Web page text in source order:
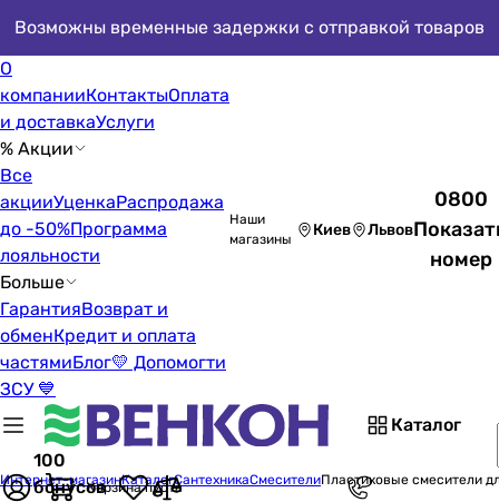
Возможны временные задержки с отправкой товаров
О
компанииКонтактыОплата
и доставкаУслуги
% Акции
Все
акцииУценкаРаспродажа
до -50%Программа
лояльности
Больше
ГарантияВозврат и
обменКредит и оплата
частямиБлог💛 Допомогти
ЗСУ 💙
Наши
магазины
Киев Львов
0800
номер
Каталог
100
бонусовКорзина пуста
Интернет-магазинКаталогСантехникаСмесителиПластиковые смесители